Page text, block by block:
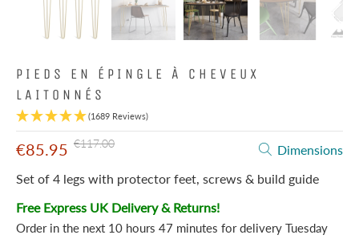
PIEDS EN ÉPINGLE À CHEVEUX
LAITONNÉS
(1689 Reviews)
Dimensions
€85.95 €117.00
Set of 4 legs with protector feet, screws & build guide
Free Express UK Delivery & Returns!
Order in the next 10 hours 47 minutes for delivery Tuesday